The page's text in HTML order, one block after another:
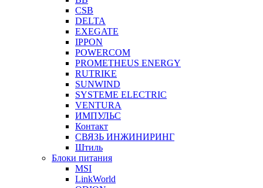
CSB
DELTA
EXEGATE
IPPON
POWERCOM
PROMETHEUS ENERGY
RUTRIKE
SUNWIND
SYSTEME ELECTRIC
VENTURA
ИМПУЛЬС
Контакт
СВЯЗЬ ИНЖИНИРИНГ
Штиль
Блоки питания
MSI
LinkWorld